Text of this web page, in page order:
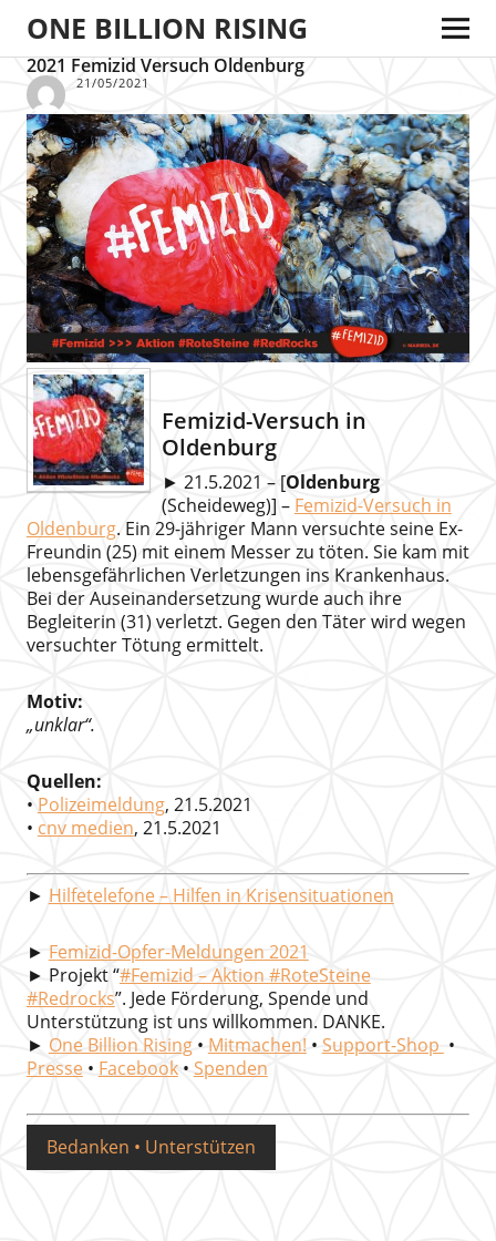
ONE BILLION RISING
2021 Femizid Versuch Oldenburg
21/05/2021
Femizid-Versuch in
Oldenburg
► 21.5.2021 – [Oldenburg
(Scheideweg)] – Femizid-Versuch in
Oldenburg. Ein 29-jähriger Mann versuchte seine Ex-
Freundin (25) mit einem Messer zu töten. Sie kam mit
lebensgefährlichen Verletzungen ins Krankenhaus.
Bei der Auseinandersetzung wurde auch ihre
Begleiterin (31) verletzt. Gegen den Täter wird wegen
versuchter Tötung ermittelt.
Motiv:
„unklar“.
Quellen:
• Polizeimeldung, 21.5.2021
• cnv medien, 21.5.2021
► Hilfetelefone – Hilfen in Krisensituationen
► Femizid-Opfer-Meldungen 2021
► Projekt “#Femizid – Aktion #RoteSteine
#Redrocks”. Jede Förderung, Spende und
Unterstützung ist uns willkommen. DANKE.
► One Billion Rising• Mitmachen! • Support-Shop •
Presse • Facebook• Spenden
Bedanken • Unterstützen